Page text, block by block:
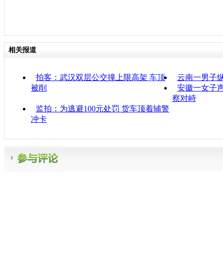
相关报道
拍客：武汉双层公交撞上限高架 车顶
被削
云南一男子
安徽一女子
察对峙
监拍：为逃避100元处罚 货车顶着辅警
冲卡